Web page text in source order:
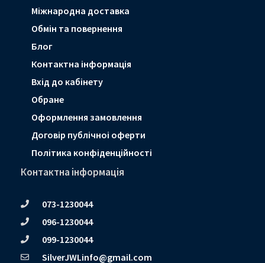
Мiжнародна доставка
Обмін та повернення
Блог
Контактна інформація
Вхід до кабінету
Обране
Оформлення замовлення
Договір публічноі оферти
Політика конфіденційності
Контактна інформація
073-1230044
096-1230044
099-1230044
SilverJWLinfo@gmail.com